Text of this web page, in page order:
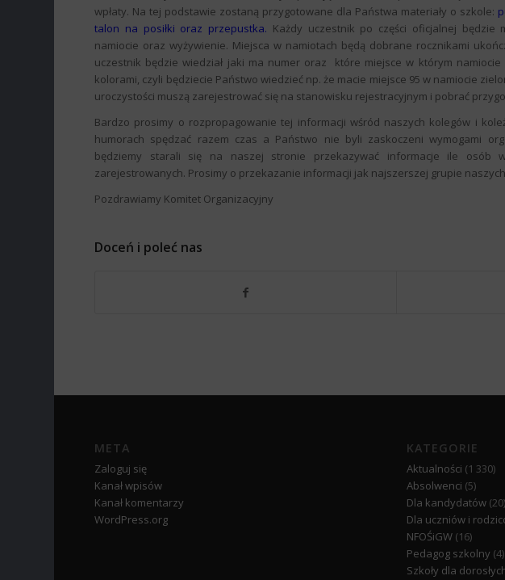
wpłaty. Na tej podstawie zostaną przygotowane dla Państwa materiały o szkole:
talon na posiłki oraz przepustka. Każdy uczestnik po części oficjalnej będzie
namiocie oraz wyżywienie. Miejsca w namiotach będą dobrane rocznikami
uczestnik będzie wiedział jaki ma numer oraz które miejsce w którym
kolorami, czyli będziecie Państwo wiedzieć np. że macie miejsce 95 w namiocie
uroczystości muszą zarejestrować się na stanowisku rejestracyjnym i pobrać
Bardzo prosimy o rozpropagowanie tej informacji wśród naszych kolegów i
humorach spędzać razem czas a Państwo nie byli zaskoczeni wymogami
będziemy starali się na naszej stronie przekazywać informacje ile osób w
zarejestrowanych. Prosimy o przekazanie informacji jak najszerszej grupie
Pozdrawiamy Komitet Organizacyjny
Doceń i poleć nas
META
Zaloguj się
Kanał wpisów
Kanał komentarzy
WordPress.org
KATEGORIE
Aktualności (1 330)
Absolwenci (5)
Dla kandydatów(20)
Dla uczniów i
NFOŚiGW(16)
Pedagog szkolny (4)
Szkoły dla